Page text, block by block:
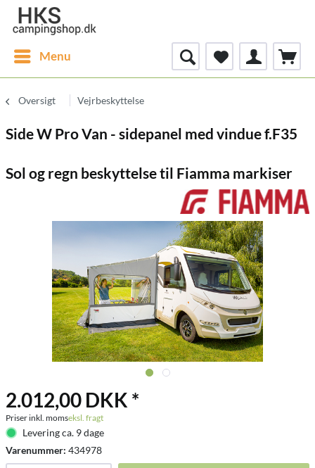
Menu
Oversigt Vejrbeskyttelse
Side W Pro Van - sidepanel med vindue f.F35
Sol og regn beskyttelse til Fiamma markiser
2.012,00 DKK *
Priser inkl. momseksl. fragt
Levering ca. 9 dage
Varenummer: 434978